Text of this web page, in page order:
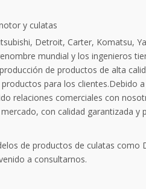
y culatas
Detroit, Carter, Komatsu,
mundial y los ingenieros
de productos de alta
para los clientes.Debido
relaciones comerciales con
con calidad garantizada y
de productos de culatas como
a consultarnos.